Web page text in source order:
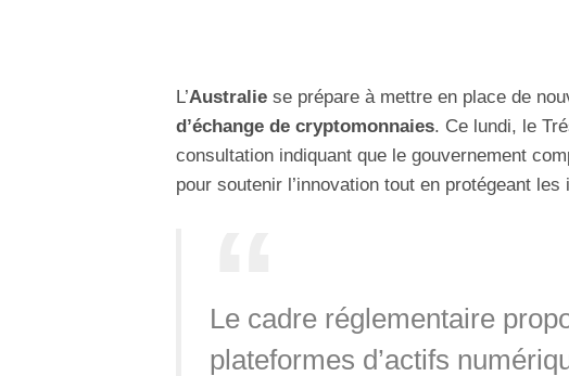
L’Australie se prépare à mettre en place de
d’échange de cryptomonnaies. Ce lundi, le
consultation indiquant que le gouvernement
pour soutenir l’innovation tout en protégeant
Le cadre réglementaire
plateformes d’actifs